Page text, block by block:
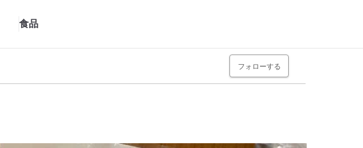
食品
フォローする